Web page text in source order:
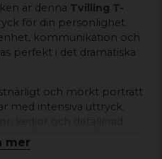
är denna Tvilling T-
för din personlighet.
kommunikation och
perfekt i det dramatiska
och mörkt porträtt
med intensiva uttryck,
one – Dual Nature"
men ändå
mer